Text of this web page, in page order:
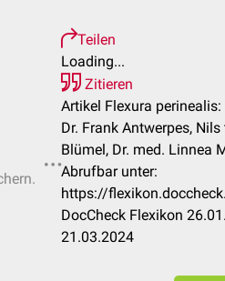
Teilen
Loading...
Zitieren
Artikel Flexura perinealis:
Dr. Frank Antwerpes,
Blümel, Dr. med. Linnea
Abrufbar unter:
https://
DocCheck Flexikon
21.03.2024